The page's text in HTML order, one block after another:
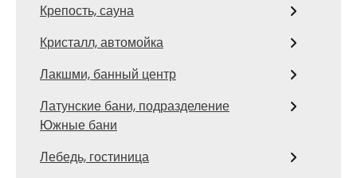
Крепость, сауна
Кристалл, автомойка
Лакшми, банный центр
Латунские бани, подразделение
Южные бани
Лебедь, гостиница